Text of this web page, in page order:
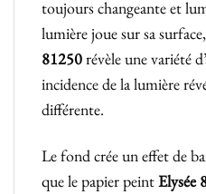
toujours changeante et
lumière joue sur sa
81250révèle une variété
incidence de la lumière
différente.
Le fond crée un effet de
que le papier peintElysée